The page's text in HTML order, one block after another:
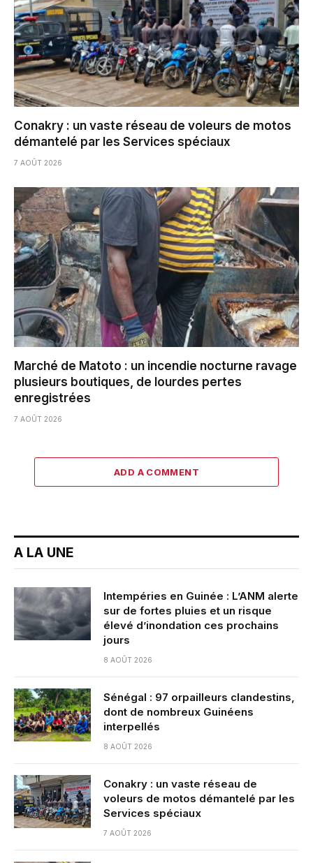
Conakry : un vaste réseau de voleurs de motos
démantelé par les Services spéciaux
7 AOÛT 2026
Marché de Matoto : un incendie nocturne ravage
plusieurs boutiques, de lourdes pertes
enregistrées
7 AOÛT 2026
ADD A COMMENT
A LA UNE
Intempéries en Guinée : L’ANM alerte
sur de fortes pluies et un risque
élevé d’inondation ces prochains
jours
8 AOÛT 2026
Sénégal : 97 orpailleurs clandestins,
dont de nombreux Guinéens
interpellés
8 AOÛT 2026
Conakry : un vaste réseau de
voleurs de motos démantelé par les
Services spéciaux
7 AOÛT 2026